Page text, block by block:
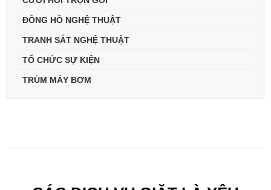
ĐỒNG HỒ NGHỆ THUẬT
TRANH SẮT NGHỆ THUẬT
TỔ CHỨC SỰ KIỆN
TRÙM MÁY BƠM